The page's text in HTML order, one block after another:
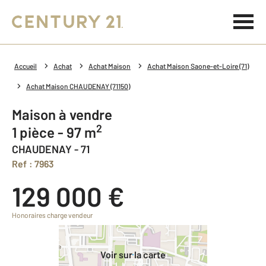
Accueil Achat Achat Maison Achat Maison Saone-et-Loire (71)
Achat Maison CHAUDENAY (71150)
Maison à vendre
1 pièce - 97 m2
CHAUDENAY - 71
Ref : 7963
129 000 €
Honoraires charge vendeur
Voir sur la carte